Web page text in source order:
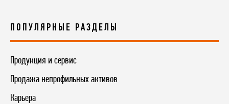
ПОПУЛЯРНЫЕ РАЗДЕЛЫ
Продукция и сервис
Продажа непрофильных активов
Карьера